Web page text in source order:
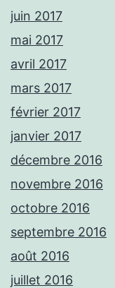
juin 2017
mai 2017
avril 2017
mars 2017
février 2017
janvier 2017
décembre 2016
novembre 2016
octobre 2016
septembre 2016
août 2016
juillet 2016